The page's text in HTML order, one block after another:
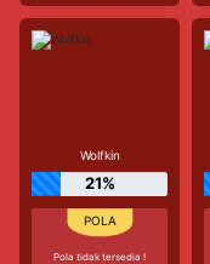
Wolfkin
21%
Pola tidak tersedia !